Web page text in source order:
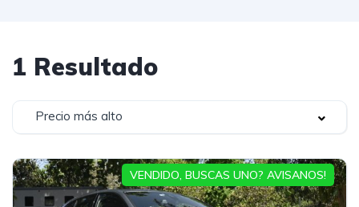
1 Resultado
Precio más alto
VENDIDO, BUSCAS UNO? AVISANOS!